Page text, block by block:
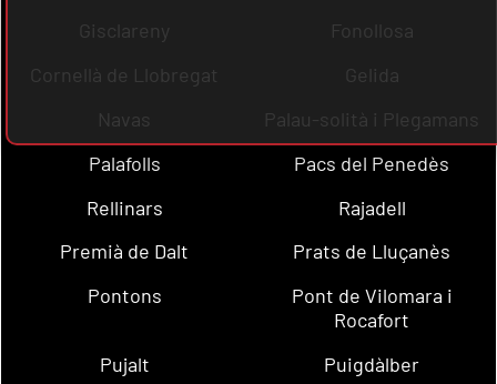
Gisclareny
Fonollosa
Cornellà de Llobregat
Gelida
Navas
Palau-solità i Plegamans
Palafolls
Pacs del Penedès
Rellinars
Rajadell
Premià de Dalt
Prats de Lluçanès
Pontons
Pont de Vilomara i
Rocafort
Pujalt
Puigdàlber